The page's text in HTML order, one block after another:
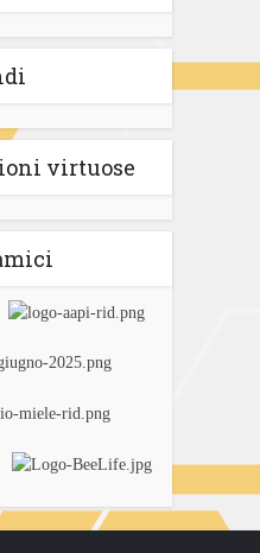
virtuose